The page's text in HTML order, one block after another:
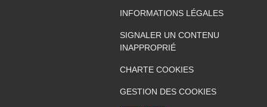
INFORMATIONS LÉGALES
SIGNALER UN CONTENU
INAPPROPRIÉ
CHARTE COOKIES
GESTION DES COOKIES